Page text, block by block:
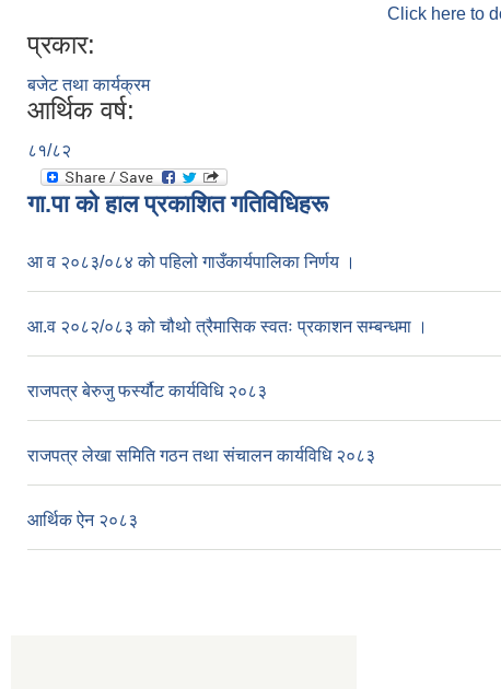
Click here to
प्रकार:
बजेट तथा कार्यक्रम
आर्थिक वर्ष:
८१/८२
गा.पा काे हाल प्रकाशित गतिविधिहरू
आ व २०८३/०८४ को पहिलो गाउँकार्यपालिका निर्णय ।
आ.व २०८२/०८३ को चौथो त्रैमासिक स्वतः प्रकाशन सम्बन्धमा ।
राजपत्र बेरुजु फर्स्यौट कार्यविधि २०८३
राजपत्र लेखा समिति गठन तथा संचालन कार्यविधि २०८३
आर्थिक ऐन २०८३